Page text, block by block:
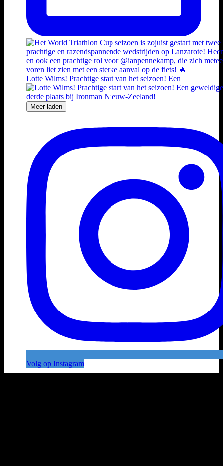
Lotte Wilms! Prachtige start van het seizoen! Een
Meer laden
Volg op Instagram